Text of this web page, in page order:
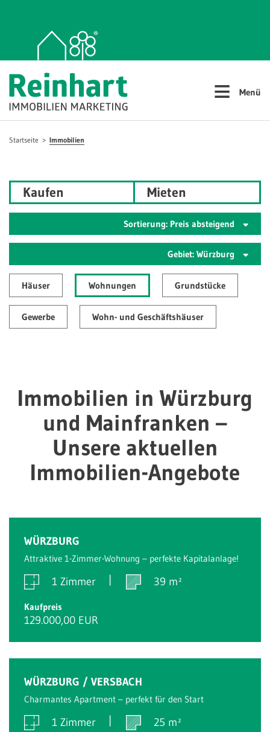
≡ Menü
Startseite Immobilien
Kaufen Mieten
Sortierung: Preis absteigend
Gebiet: Würzburg
Häuser Wohnungen Grundstücke
Gewerbe Wohn- und Geschäftshäuser
Immobilien in Würzburg
und Mainfranken –
Unsere aktuellen
Immobilien-Angebote
WÜRZBURG
Attraktive 1-Zimmer-Wohnung – perfekte Kapitalanlage!
1 Zimmer 39 m²
Kaufpreis
129.000,00 EUR
WÜRZBURG / VERSBACH
Charmantes Apartment – perfekt für den Start
1 Zimmer 25 m²